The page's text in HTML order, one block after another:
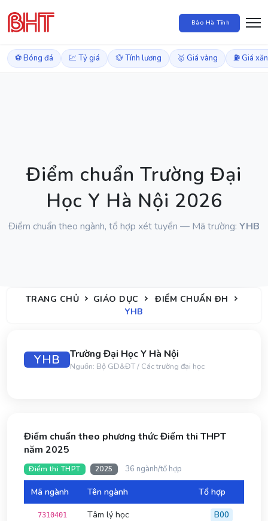
Báo Hà Tĩnh
⚽ Bóng đá 💹 Tỷ giá 💱 Tính lương 🥇 Giá vàng ⛽ Giá
Điểm chuẩn Trường Đại
Học Y Hà Nội 2026
Điểm chuẩn theo ngành, tổ hợp xét tuyển — Mã trường: YHB
TRANG CHỦ GIÁO DỤC
ĐIỂM CHUẨN ĐH
YHB
YHB Trường Đại Học Y Hà Nội
Nguồn: Bộ GD&ĐT / Các trường đại học
Điểm chuẩn theo phương thức Điểm thi THPT
năm 2025
Điểm thi THPT 2025 36 ngành/tổ hợp
Mã ngành Tên ngành Tổ hợp
7310401 Tâm lý học B00